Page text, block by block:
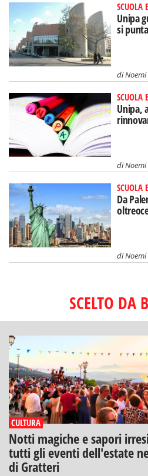
SCUOLA
Unipa
si
di
SCUOLA
Unipa,
di
SCUOLA
Da
di
SCELTO DA
CULTURA
Notti magiche e sapori
tutti gli eventi dell'estate
di Gratteri